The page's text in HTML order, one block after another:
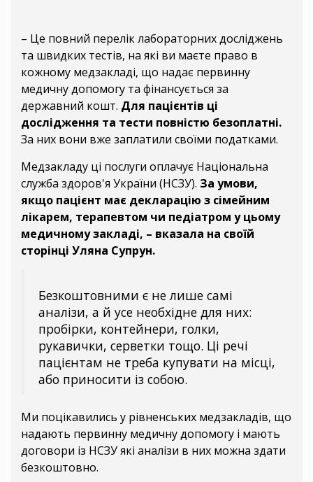
– Це повний перелік лабораторних досліджень
та швидких тестів, на які ви маєте право в
кожному медзакладі, що надає первинну
медичну допомогу та фінансується за
державний кошт. Для пацієнтів ці
дослідження та тести повністю безоплатні.
За них вони вже заплатили своїми податками.
Медзакладу ці послуги оплачує Національна
служба здоров'я України (НСЗУ). За умови,
якщо пацієнт має декларацію з сімейним
лікарем, терапевтом чи педіатром у цьому
медичному закладі, – вказала на своїй
сторінці Уляна Супрун.
Безкоштовними є не лише самі
аналізи, а й усе необхідне для них:
пробірки, контейнери, голки,
рукавички, серветки тощо. Ці речі
пацієнтам не треба купувати на місці,
або приносити із собою.
Ми поцікавились у рівненських медзакладів, що
надають первинну медичну допомогу і мають
договори із НСЗУ які аналізи в них можна здати
безкоштовно.